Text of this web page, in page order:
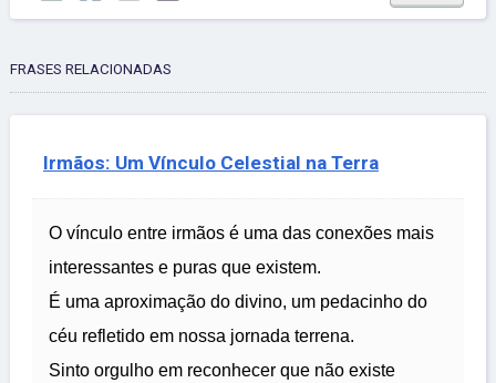
FRASES RELACIONADAS
Irmãos: Um Vínculo Celestial na Terra
O vínculo entre irmãos é uma das conexões mais
interessantes e puras que existem.
É uma aproximação do divino, um pedacinho do
céu refletido em nossa jornada terrena.
Sinto orgulho em reconhecer que não existe